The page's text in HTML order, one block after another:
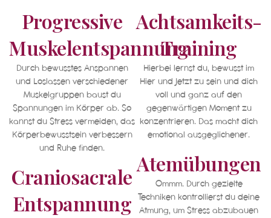
Progressive
Muskelentspannung
Durch bewusstes Anspannen
und Loslassen verschiedener
Muskelgruppen baust du
Spannungen im Körper ab. So
kannst du Stress vermeiden, das
Körperbewusstsein verbessern
und Ruhe finden.
Craniosacrale
Entspannung
Achtsamkeits-
Training
Hierbei lernst du, bewusst im
Hier und Jetzt zu sein und dich
voll und ganz auf den
gegenwärtigen Moment zu
konzentrieren. Das macht dich
emotional ausgeglichener.
Atemübungen
Ommm. Durch gezielte
Techniken kontrollierst du deine
Atmung, um Stress abzubauen